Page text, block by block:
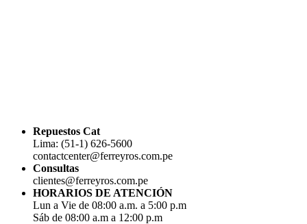
Repuestos Cat
Lima: (51-1) 626-5600
contactcenter@ferreyros.com.pe
Consultas
clientes@ferreyros.com.pe
HORARIOS DE ATENCIÓN
Lun a Vie de 08:00 a.m. a 5:00 p.m
Sáb de 08:00 a.m a 12:00 p.m